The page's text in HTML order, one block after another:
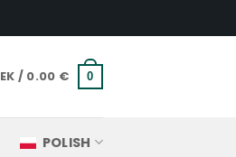
/ 0.00 € 0
POLISH